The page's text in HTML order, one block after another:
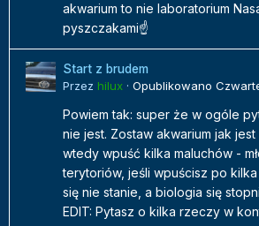
akwarium to nie laboratorium
pyszczakami☝️
Start z brudem
Przez hilux · Opublikowano
Powiem tak: super że w ogóle
nie jest. Zostaw akwarium jak
wtedy wpuść kilka maluchów -
terytoriów, jeśli wpuścisz po
się nie stanie, a biologia się
EDIT: Pytasz o kilka rzeczy w